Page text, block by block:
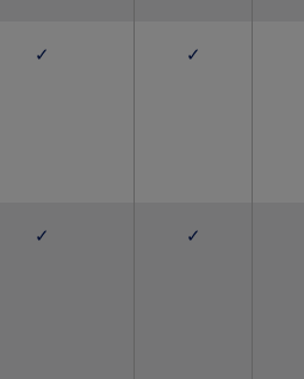
✓ ✓
✓ ✓